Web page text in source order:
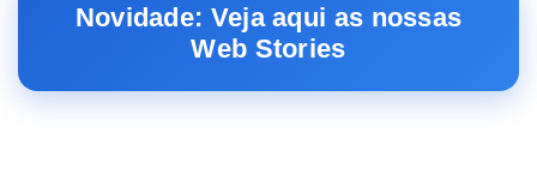
Novidade: Veja aqui as nossas
Web Stories